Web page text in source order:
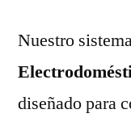
Nuestro
diseñado para